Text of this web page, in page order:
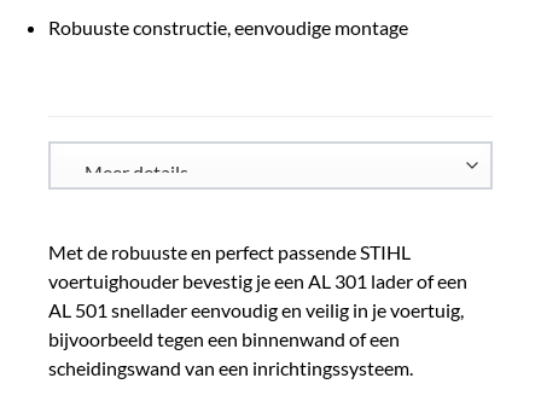
Robuuste constructie, eenvoudige montage
Met de robuuste en perfect passende STIHL
voertuighouder bevestig je een AL 301 lader of een
AL 501 snellader eenvoudig en veilig in je voertuig,
bijvoorbeeld tegen een binnenwand of een
scheidingswand van een inrichtingssysteem.